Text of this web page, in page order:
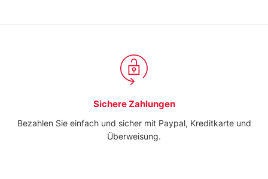
Sichere Zahlungen
Bezahlen Sie einfach und sicher mit Paypal, Kreditkarte und
Überweisung.